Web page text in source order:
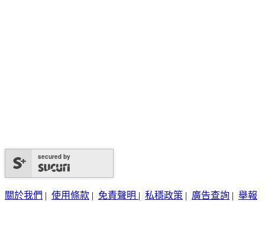
secured by
關於我們 | 使用條款 | 免責聲明 | 私穩政策 | 廣告查詢 | 舉報